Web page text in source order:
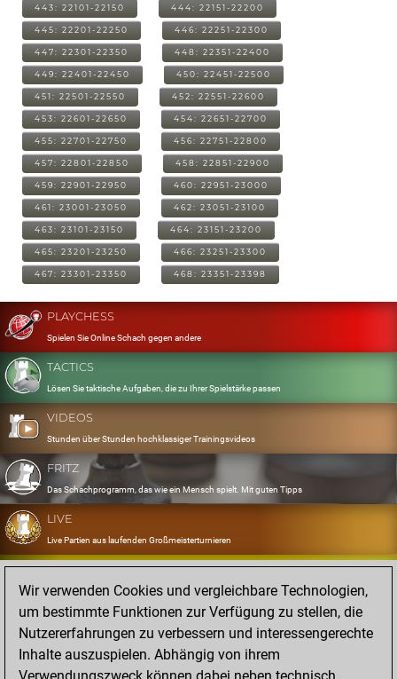
443: 22101-22150 444: 22151-22200
445: 22201-22250 446: 22251-22300
447: 22301-22350 448: 22351-22400
449: 22401-22450 450: 22451-22500
451: 22501-22550 452: 22551-22600
453: 22601-22650 454: 22651-22700
455: 22701-22750 456: 22751-22800
457: 22801-22850 458: 22851-22900
459: 22901-22950 460: 22951-23000
461: 23001-23050 462: 23051-23100
463: 23101-23150 464: 23151-23200
465: 23201-23250 466: 23251-23300
467: 23301-23350 468: 23351-23398
PLAYCHESS
Spielen Sie Online Schach gegen andere
TACTICS
Lösen Sie taktische Aufgaben, die zu Ihrer Spielstärke passen
VIDEOS
Stunden über Stunden hochklassiger Trainingsvideos
FRITZ
Das Schachprogramm, das wie ein Mensch spielt. Mit guten Tipps
LIVE
Live Partien aus laufenden Großmeisterturnieren
OPENINGS
Erfassen und Üben Sie Ihr Eröffnungsrepertoire
DATABASE
Acht Millionen starke Partien
MYGAMES
Wir verwenden Cookies und vergleichbare Technologien,
um bestimmte Funktionen zur Verfügung zu stellen, die
Nutzererfahrungen zu verbessern und interessengerechte
Inhalte auszuspielen. Abhängig von ihrem